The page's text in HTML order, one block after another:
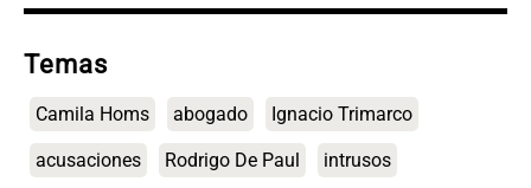
Temas
Camila Homs abogado Ignacio Trimarco
acusaciones Rodrigo De Paul intrusos